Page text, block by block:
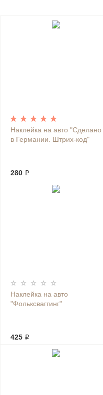
Наклейка на авто "Сделано
в Германии. Штрих-код"
280 ₽
Наклейка на авто
"Фольксваггинг"
425 ₽